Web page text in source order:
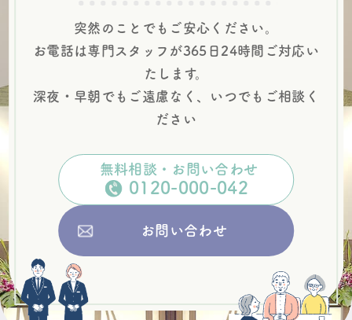
突然のことでもご安心ください。
お電話は専門スタッフが365日24時間 ご対応い
たします。
深夜・早朝でも ご遠慮なく、いつでもご相談く
ださい
無料相談・お問い合わせ
0120-000-042
お問い合わせ